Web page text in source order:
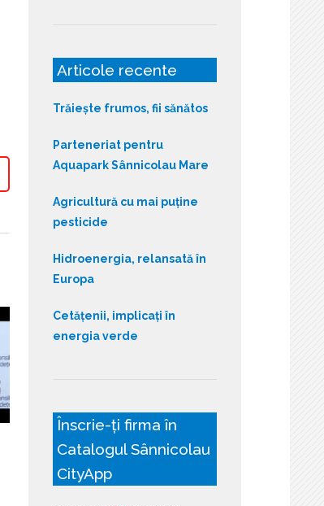
Articole recente
Trăiește frumos, fii sănătos
Parteneriat pentru
Aquapark Sânnicolau Mare
Agricultură cu mai puține
pesticide
Hidroenergia, relansată în
Europa
Cetățenii, implicați în
energia verde
Înscrie-ți firma în
Catalogul Sânnicolau
CityApp